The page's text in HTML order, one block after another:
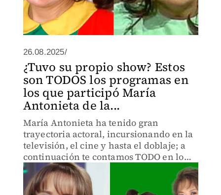
26.08.2025/
¿Tuvo su propio show? Estos
son TODOS los programas en
los que participó María
Antonieta de la...
María Antonieta ha tenido gran
trayectoria actoral, incursionando en la
televisión, el cine y hasta el doblaje; a
continuación te contamos TODO en lo
que ha participado.